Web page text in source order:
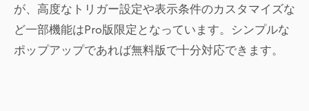
が、高度なトリガー設定や表示条件のカスタマイズな
ど一部機能はPro版限定となっています。シンプルな
ポップアップであれば無料版で十分対応できます。